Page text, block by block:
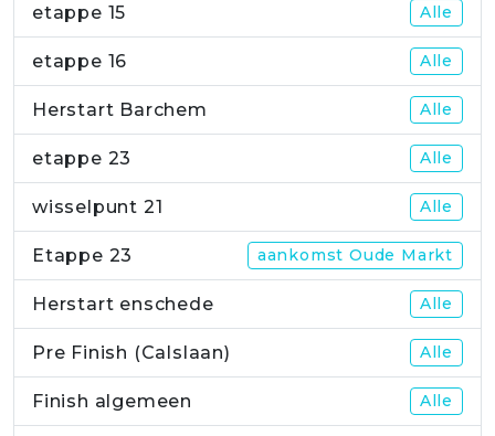
etappe 15 Alle
etappe 16 Alle
Herstart Barchem Alle
etappe 23 Alle
wisselpunt 21 Alle
Etappe 23 aankomst Oude Markt
Herstart enschede Alle
Pre Finish (Calslaan) Alle
Finish algemeen Alle